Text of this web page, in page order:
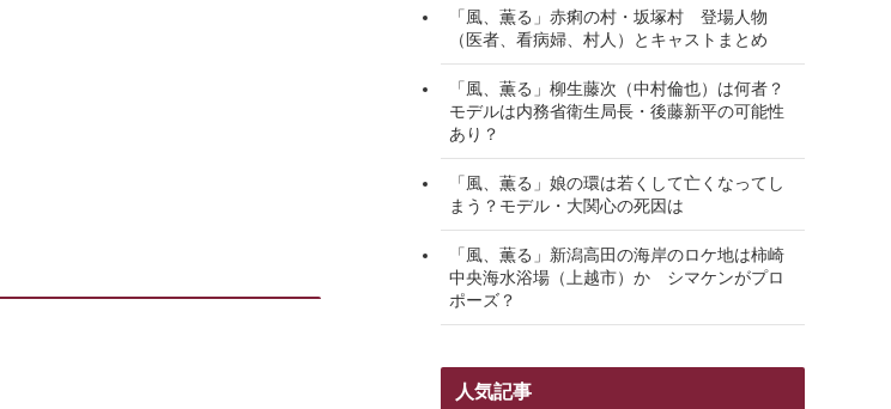
「風、薫る」赤痢の村・坂塚村 登場人物
（医者、看病婦、村人）とキャストまとめ
「風、薫る」柳生藤次（中村倫也）は何者？
モデルは内務省衛生局長・後藤新平の可能性
あり？
「風、薫る」娘の環は若くして亡くなってし
まう？モデル・大関心の死因は
「風、薫る」新潟高田の海岸のロケ地は柿崎
中央海水浴場（上越市）か シマケンがプロ
ポーズ？
人気記事